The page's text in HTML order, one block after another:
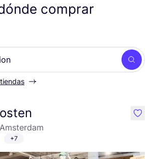
comprar
+7
like